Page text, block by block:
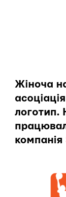
Жіноча
логотип.
компанія